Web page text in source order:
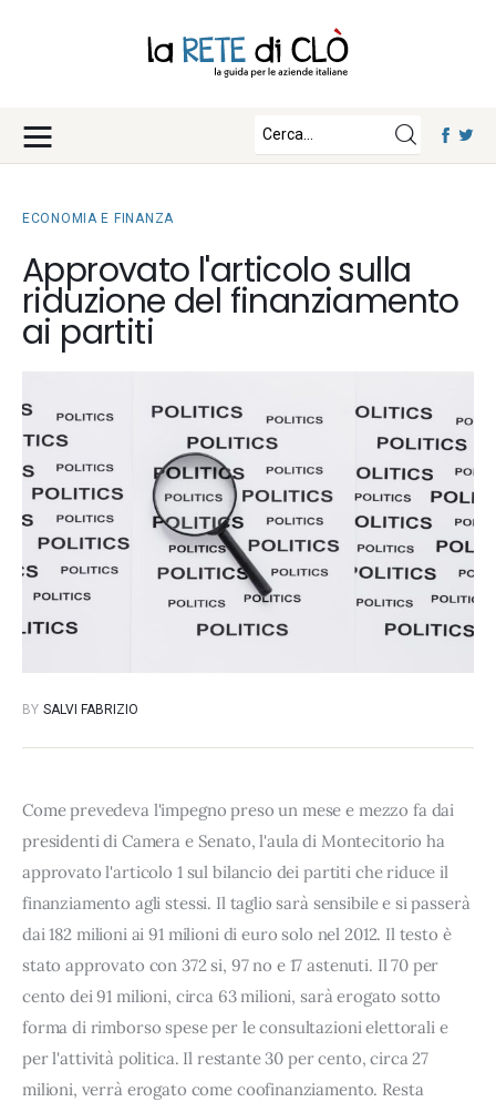
Economia e Finanza
Diritto e Norme
Notizie Lavoro
Tecnologia
Chi Siamo
Contatti
ECONOMIA E FINANZA
Approvato l'articolo sulla
riduzione del finanziamento
ai partiti
BY SALVI FABRIZIO
Come prevedeva l'impegno preso un mese e mezzo fa dai
presidenti di Camera e Senato, l'aula di Montecitorio ha
approvato l'articolo 1 sul bilancio dei partiti che riduce il
finanziamento agli stessi. Il taglio sarà sensibile e si passerà
dai 182 milioni ai 91 milioni di euro solo nel 2012. Il testo è
stato approvato con 372 si, 97 no e 17 astenuti. Il 70 per
cento dei 91 milioni, circa 63 milioni, sarà erogato sotto
forma di rimborso spese per le consultazioni elettorali e
per l'attività politica. Il restante 30 per cento, circa 27
milioni, verrà erogato come coofinanziamento. Resta